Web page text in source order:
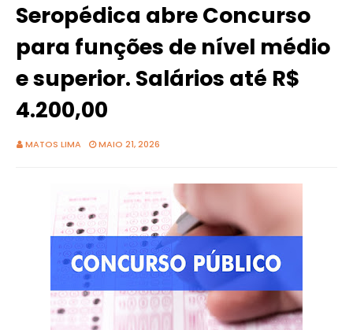
Seropédica abre Concurso
para funções de nível médio
e superior. Salários até R$
4.200,00
MATOS LIMA MAIO 21, 2026